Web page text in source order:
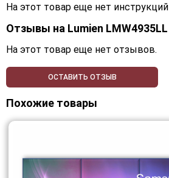
На этот товар еще нет инструкций
Отзывы на Lumien LMW4935LL
На этот товар еще нет отзывов.
ОСТАВИТЬ ОТЗЫВ
Похожие товары